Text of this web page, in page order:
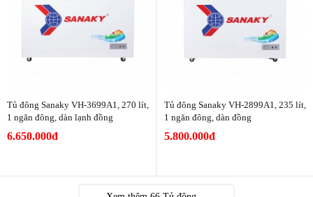
Tủ đông Sanaky VH-3699A1, 270 lít,
1 ngăn đông, dàn lạnh đồng
6.650.000đ
Tủ đông Sanaky VH-2899A1, 235 lít,
1 ngăn đông, dàn đồng
5.800.000đ